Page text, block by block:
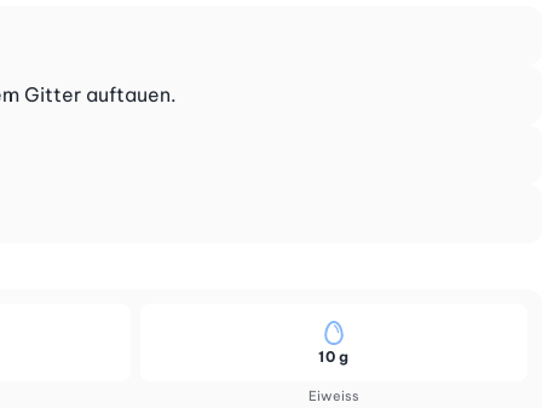
Gitter auftauen.
Eiweiss
10 g